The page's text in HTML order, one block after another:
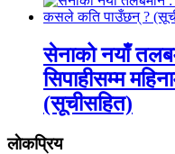
सेनाको नयाँ
सिपाहीसम्म
(सूचीसहित)
लाेकप्रिय